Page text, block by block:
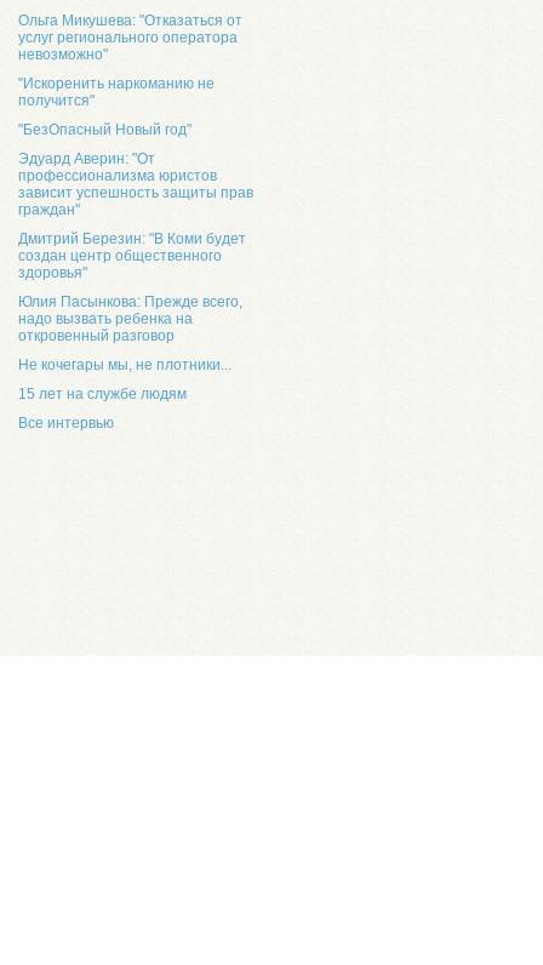
Ольга Микушева: "Отказаться от
услуг регионального оператора
невозможно"
"Искоренить наркоманию не
получится"
"БезОпасный Новый год"
Эдуард Аверин: "От
профессионализма юристов
зависит успешность защиты прав
граждан"
Дмитрий Березин: "В Коми будет
создан центр общественного
здоровья"
Юлия Пасынкова: Прежде всего,
надо вызвать ребенка на
откровенный разговор
Не кочегары мы, не плотники...
15 лет на службе людям
Все интервью